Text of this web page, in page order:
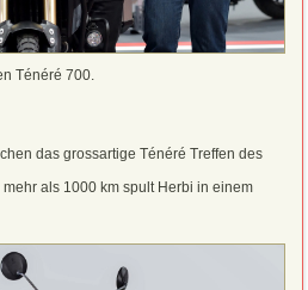
Ténéré 700.
das grossartige Ténéré Treffen des
als 1000 km spult Herbi in einem